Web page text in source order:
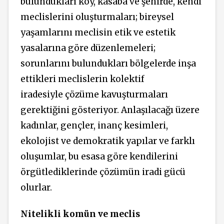
meclislerini oluşturmaları; bireysel
yaşamlarını meclisin etik ve estetik
yasalarına göre düzenlemeleri;
sorunlarını bulundukları bölgelerde inşa
ettikleri meclislerin kolektif
iradesiyle çözüme kavuşturmaları
gerektiğini gösteriyor. Anlaşılacağı üzere
kadınlar, gençler, inanç kesimleri,
ekolojist ve demokratik yapılar ve farklı
oluşumlar, bu esasa göre kendilerini
örgütlediklerinde çözümün iradi gücü
olurlar.
Nitelikli komün ve meclis